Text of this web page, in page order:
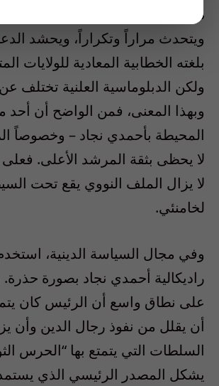
دبلوماسية إيران العلنية. فالرئيس
ويتحدث مراراً وتكراراً، ويحشد
بلغته الخطابية المعادية للولايات
ولكن الدبلوماسية العلنية تختلف
وبهذا المعنى، فمن الواضح أن أحد
المحيطة بأحمدي نجاد – وخصوصاً
لا يحظى بثقة المرشد الأعلى. فعلى
لا يزال الملف النووي يقع تحت
لخامنئي.
وفي مجال السياسة الدينية،
راديكالية أحمدي نجاد بصورة
على نطاق واسع أن الرئيس كان
أن يقلل من نفوذ رجال الدين وأن
السلطات التي يتمتع بها “الحرس
يشكل المصدر الرئيسي الذي